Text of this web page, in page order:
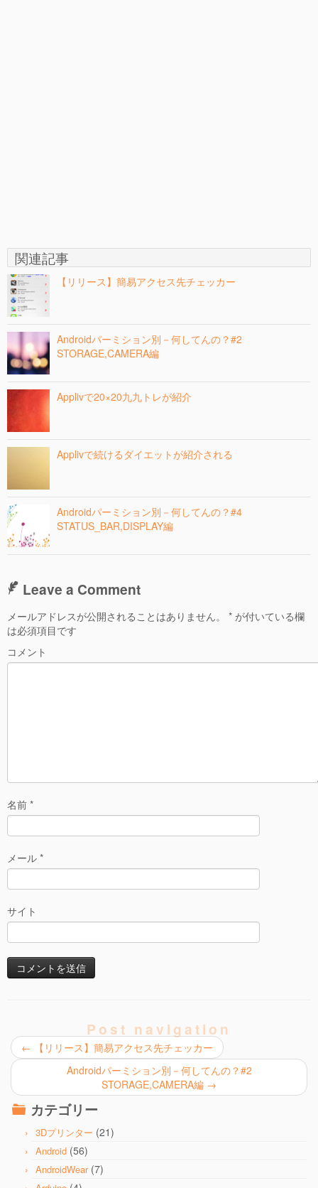
関連記事
【リリース】簡易アクセス先チェッカー
Androidパーミション別－何してんの？#2
STORAGE,CAMERA編
Applivで20×20九九トレが紹介
Applivで続けるダイエットが紹介される
Androidパーミション別－何してんの？#4
STATUS_BAR,DISPLAY編
Leave a Comment
メールアドレスが公開されることはありません。 * が付いている欄
は必須項目です
コメント
名前 *
メール *
サイト
Post navigation
← 【リリース】簡易アクセス先チェッカー
Androidパーミション別－何してんの？#2
STORAGE,CAMERA編 →
カテゴリー
3Dプリンター (21)
Android (56)
AndroidWear(7)